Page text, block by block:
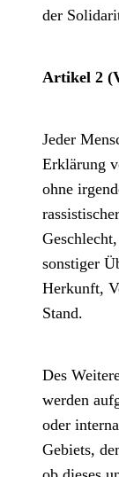
der
Artikel 2
Jeder
Erklärung
ohne
sonstiger
Herkunft,
Stand.
Des
werden
oder
Gebiets,